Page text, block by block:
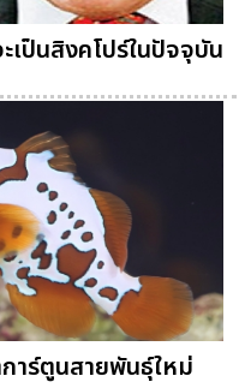
เป็นสิงคโปร์ในปัจจุบัน
าร์ตูนสายพันธุ์ใหม่